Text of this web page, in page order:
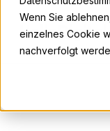
Wenn Sie
einzelnes Cookie
nachverfolgt